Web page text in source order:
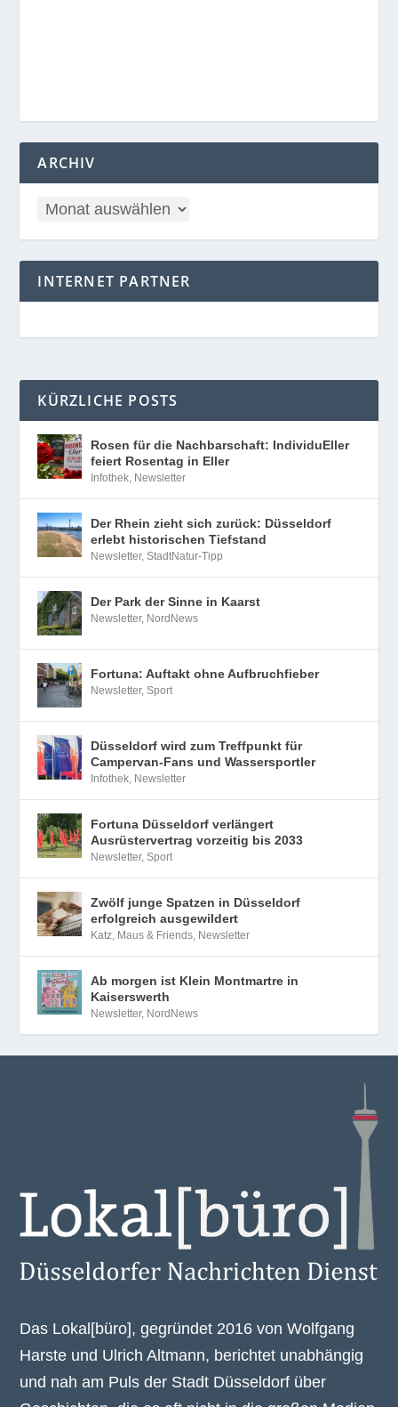
ARCHIV
INTERNET PARTNER
KÜRZLICHE POSTS
Rosen für die Nachbarschaft: IndividuEller
feiert Rosentag in Eller
Infothek, Newsletter
Der Rhein zieht sich zurück: Düsseldorf
erlebt historischen Tiefstand
Newsletter,StadtNatur-Tipp
Der Park der Sinne in Kaarst
Newsletter, NordNews
Fortuna: Auftakt ohne Aufbruchfieber
Newsletter,Sport
Düsseldorf wird zum Treffpunkt für
Campervan-Fans und Wassersportler
Infothek, Newsletter
Fortuna Düsseldorf verlängert
Ausrüstervertrag vorzeitig bis 2033
Newsletter,Sport
Zwölf junge Spatzen in Düsseldorf
erfolgreich ausgewildert
Katz, Maus & Friends, Newsletter
Ab morgen ist Klein Montmartre in
Kaiserswerth
Newsletter, NordNews
Das Lokal[büro], gegründet 2016 von Wolfgang
Harste und Ulrich Altmann, berichtet unabhängig
und nah am Puls der Stadt Düsseldorf über